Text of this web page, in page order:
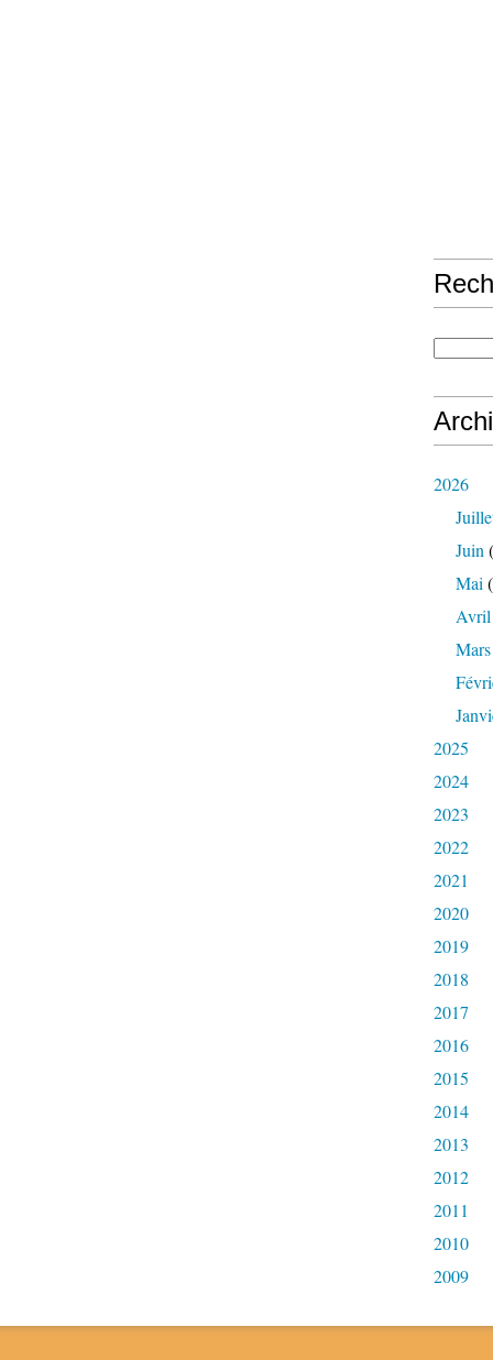
2026
Juin
Mai
Avril
Mars
2025
2024
2023
2022
2021
2020
2019
2018
2017
2016
2015
2014
2013
2012
2011
2010
2009